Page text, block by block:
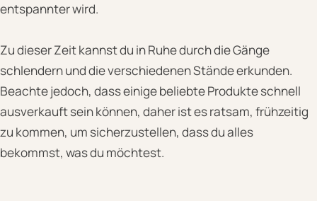
entspannter wird.
Zu dieser Zeit kannst du in Ruhe durch die Gänge
schlendern und die verschiedenen Stände erkunden.
Beachte jedoch, dass einige beliebte Produkte schnell
ausverkauft sein können, daher ist es ratsam, frühzeitig
zu kommen, um sicherzustellen, dass du alles
bekommst, was du möchtest.